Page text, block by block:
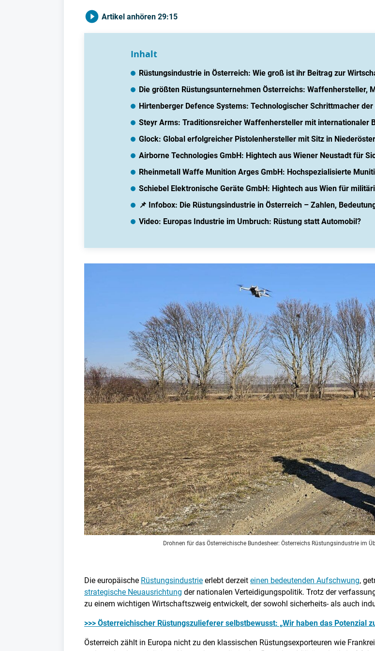
Artikel anhören 29:15
Inhalt
Rüstungsindustrie in Österreich: Wie groß ist ihr Beitrag zur
Die größten Rüstungsunternehmen Österreichs: Waffenhersteller,
Hirtenberger Defence Systems: Technologischer Schrittmacher
Steyr Arms: Traditionsreicher Waffenhersteller mit internationaler
Glock: Global erfolgreicher Pistolenhersteller mit Sitz in
Airborne Technologies GmbH: Hightech aus Wiener Neustadt für
Rheinmetall Waffe Munition Arges GmbH: Hochspezialisierte
Schiebel Elektronische Geräte GmbH: Hightech aus Wien für
📌 Infobox: Die Rüstungsindustrie in Österreich – Zahlen,
Video: Europas Industrie im Umbruch: Rüstung statt Automobil?
Drohnen für das Österreichische Bundesheer: Österreichs Rüstungsindustrie im
Die europäische Rüstungsindustrie erlebt derzeit einen bedeutenden Aufschwung,
strategische Neuausrichtung der nationalen Verteidigungspolitik. Trotz der
zu einem wichtigen Wirtschaftszweig entwickelt, der sowohl sicherheits- als auch
>>> Österreichischer Rüstungszulieferer selbstbewusst: „Wir haben das Potenzial
Österreich zählt in Europa nicht zu den klassischen Rüstungsexporteuren wie